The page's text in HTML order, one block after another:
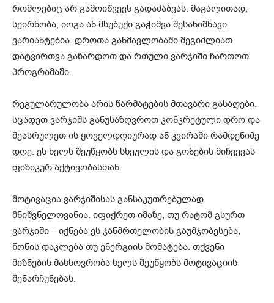
რომლებიც არ გამოიწვევს გადაძაბვას. მაგალითად,
სეირნობა, იოგა ან მსუბუქი გაჭიმვა შესანიშნავი
ვარიანტებია. დროთა განმავლობაში შეგიძლიათ
დატვირთვა გაზარდოთ და რთული ვარჯიში ჩართოთ
პროგრამაში.
რეგულარულობა არის წარმატების მთავარი გასაღები.
სცადეთ ვარჯიშს განუსაზღვროთ კონკრეტული დრო და
შეასრულეთ ის ყოველდღიურად ან კვირაში რამდენიმე
დღე. ეს ხელს შეუწყობს სხეულის და გონების მიჩვევას
ფიზიკურ აქტივობასთან.
მოტივაცია ვარჯიშისას განსაკუთრებულად
მნიშვნელოვანია. იფიქრეთ იმაზე, თუ რატომ გსურთ
ვარჯიში – იქნება ეს ჯანმრთელობის გაუმჯობესება,
წონის დაკლება თუ ენერგიის მომატება. თქვენი
მიზნების მახსოვრობა ხელს შეუწყობს მოტივაციის
შენარჩუნებას.